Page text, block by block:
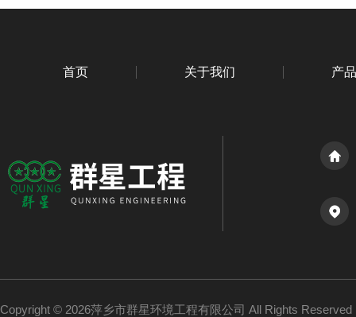
首页 关于我们 产
Copyright © 2026萍乡市群星环境工程有限公司 All Rights